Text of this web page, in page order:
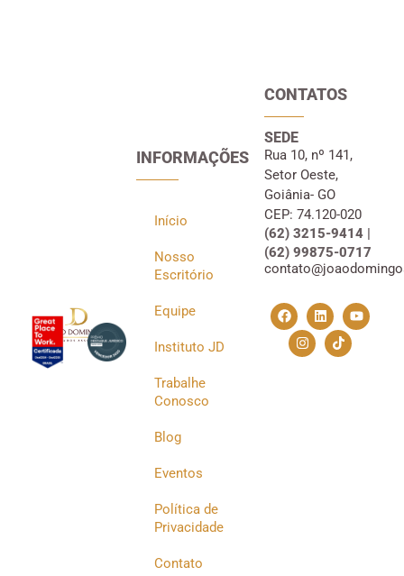
INFORMAÇÕES
Início
Nosso
Escritório
Equipe
Instituto JD
Trabalhe
Conosco
Blog
Eventos
Política de
Privacidade
Contato
CONTATOS
SEDE
Rua 10, nº 141,
Setor Oeste,
Goiânia- GO
CEP: 74.120-020
(62) 3215-9414 |
(62) 99875-0717